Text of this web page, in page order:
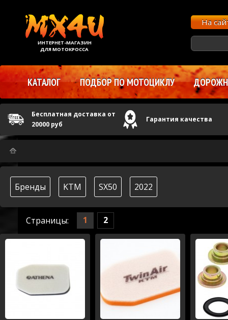
Бренды KTM SX50 2022
Страницы: 1 2
ИНТЕРНЕТ-МАГАЗИН
ДЛЯ МОТОКРОССА
На
КАТАЛОГ ПОДБОР ПО МОТОЦИКЛУ
Бесплатная доставка от
20000 руб
Гарантия качества